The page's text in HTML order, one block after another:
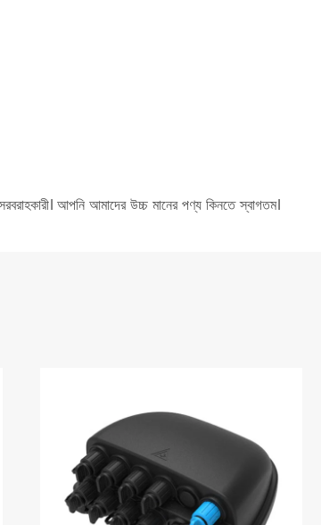
আপনি আমাদের উচ্চ মানের পণ্য কিনতে স্বাগতম।